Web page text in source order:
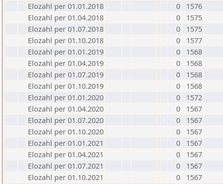
Elozahl per 01.01.2018
0
1576
Elozahl per 01.04.2018
0
1575
Elozahl per 01.07.2018
0
1575
Elozahl per 01.10.2018
0
1577
Elozahl per 01.01.2019
0
1568
Elozahl per 01.04.2019
0
1568
Elozahl per 01.07.2019
0
1568
Elozahl per 01.10.2019
0
1568
Elozahl per 01.01.2020
0
1572
Elozahl per 01.04.2020
0
1567
Elozahl per 01.07.2020
0
1567
Elozahl per 01.10.2020
0
1567
Elozahl per 01.01.2021
0
1567
Elozahl per 01.04.2021
0
1567
Elozahl per 01.07.2021
0
1567
Elozahl per 01.10.2021
0
1567